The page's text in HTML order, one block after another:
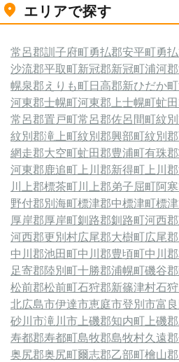
エリアで探す
常呂郡訓子府町勇払郡安平町勇
沙流郡平取町新冠郡新冠町浦河
幌泉郡えりも町日高郡新ひだか町
河東郡士幌町河東郡上士幌町虻
常呂郡置戸町常呂郡佐呂間町紋
紋別郡滝上町紋別郡興部町紋別
網走郡大空町虻田郡豊浦町有珠
河東郡鹿追町 上川郡新得町 上川
川上郡標茶町川上郡弟子屈町阿
野付郡別海町標津郡中標津町標
厚岸郡厚岸町釧路郡釧路町河西
河西郡更別村広尾郡大樹町広尾
中川郡池田町中川郡豊頃町中川
足寄郡陸別町十勝郡浦幌町磯谷
松前郡松前町石狩郡新篠津村石
北広島市伊達市恵庭市登別市富
砂川市滝川市 上磯郡知内町 上磯
寿都郡寿都町島牧郡島牧村久遠
奥尻郡奥尻町爾志郡乙部町檜山